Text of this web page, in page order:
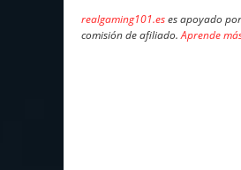
realgaming101.eses apoyado
comisión de afiliado.Aprende